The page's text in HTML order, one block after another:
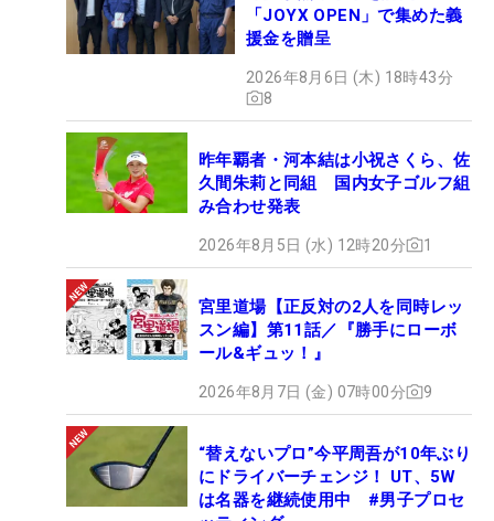
「JOYX OPEN」で集めた義
援金を贈呈
2026年8月6日 (木) 18時43分
8
昨年覇者・河本結は小祝さくら、佐
久間朱莉と同組 国内女子ゴルフ組
み合わせ発表
2026年8月5日 (水) 12時20分 1
宮里道場【正反対の2人を同時レッ
スン編】第11話／『勝手にローボ
ール&ギュッ！』
2026年8月7日 (金) 07時00分 9
“替えないプロ”今平周吾が10年ぶり
にドライバーチェンジ！ UT、5W
は名器を継続使用中 #男子プロセ